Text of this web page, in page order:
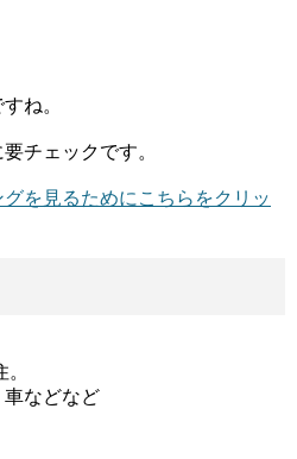
ね。
チェックです。
を見るためにこちらをクリッ
などなど